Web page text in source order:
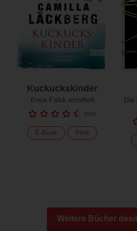
Kuckuckskinder
Erica Falck ermittelt
(509)
E-Book Print
Die
Weitere Bücher